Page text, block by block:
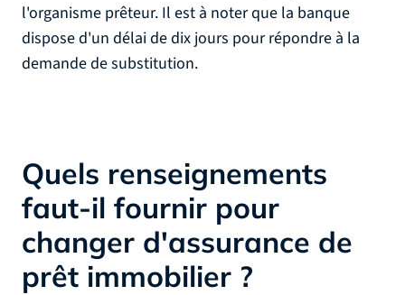
l'organisme prêteur. Il est à noter que la banque
dispose d'un délai de dix jours pour répondre à la
demande de substitution.
Quels renseignements
faut-il fournir pour
changer d'assurance de
prêt immobilier ?